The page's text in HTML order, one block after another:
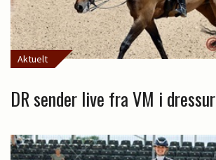
Aktuelt
DR sender live fra VM i dressur